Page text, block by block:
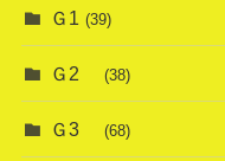
Ｇ1 (39)
Ｇ2 (38)
Ｇ3 (68)